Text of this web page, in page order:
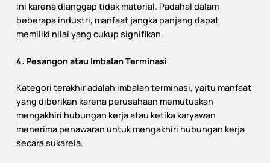
ini karena dianggap tidak material. Padahal dalam
beberapa industri, manfaat jangka panjang dapat
memiliki nilai yang cukup signifikan.
4. Pesangon atau Imbalan Terminasi
Kategori terakhir adalah imbalan terminasi, yaitu manfaat
yang diberikan karena perusahaan memutuskan
mengakhiri hubungan kerja atau ketika karyawan
menerima penawaran untuk mengakhiri hubungan kerja
secara sukarela.